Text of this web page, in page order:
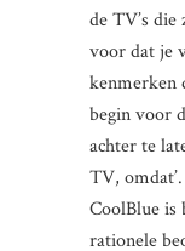
de TV’s die
voor dat je
kenmerken
begin voor
achter te
TV,
CoolBlue is
rationele